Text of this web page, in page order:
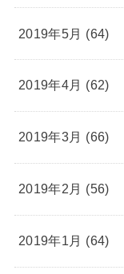
2019年5月 (64)
2019年4月 (62)
2019年3月 (66)
2019年2月 (56)
2019年1月 (64)